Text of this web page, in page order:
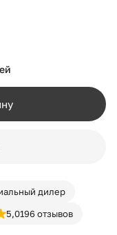
дилер
5,0196 отзывов